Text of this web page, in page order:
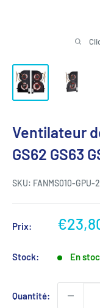
Ventilateur
GS62 GS63
SKU: FANMS010-GPU-2
Prix:
Prix
Stock: En
Quantité: